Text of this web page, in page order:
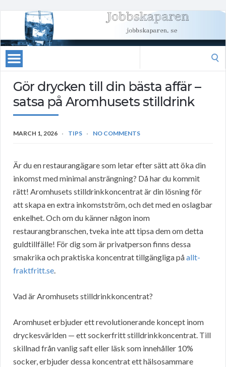
Gör drycken till din bästa affär –
satsa på Aromhusets stilldrink
MARCH 1, 2026 TIPS NO COMMENTS
Är du en restaurangägare som letar efter sätt att öka din
inkomst med minimal ansträngning? Då har du kommit
rätt! Aromhusets stilldrinkkoncentrat är din lösning för
att skapa en extra inkomstström, och det med en oslagbar
enkelhet. Och om du känner någon inom
restaurangbranschen, tveka inte att tipsa dem om detta
guldtillfälle! För dig som är privatperson finns dessa
smakrika och praktiska koncentrat tillgängliga påallt-
fraktfritt.se.
Vad är Aromhusets stilldrinkkoncentrat?
Aromhuset erbjuder ett revolutionerande koncept inom
dryckesvärlden — ett sockerfritt stilldrinkkoncentrat. Till
skillnad från vanlig saft eller läsk som innehåller 10%
socker, erbjuder dessa koncentrat ett hälsosammare